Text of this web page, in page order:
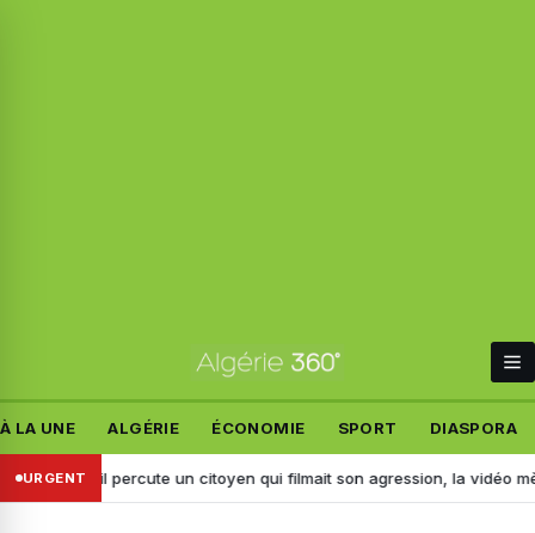
À LA UNE ALGÉRIE ÉCONOMIE SPORT DIASPORA
URGENT
: il percute un citoyen qui filmait son agression, la vidéo mène à